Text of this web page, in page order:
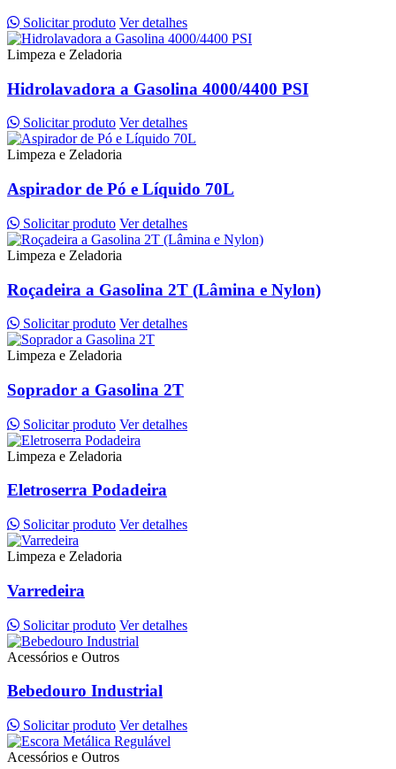
Solicitar produto Ver detalhes
Limpeza e Zeladoria
Hidrolavadora a Gasolina 4000/4400 PSI
Solicitar produto Ver detalhes
Limpeza e Zeladoria
Aspirador de Pó e Líquido 70L
Solicitar produto Ver detalhes
Limpeza e Zeladoria
Roçadeira a Gasolina 2T (Lâmina e Nylon)
Solicitar produto Ver detalhes
Limpeza e Zeladoria
Soprador a Gasolina 2T
Solicitar produto Ver detalhes
Limpeza e Zeladoria
Eletroserra Podadeira
Solicitar produto Ver detalhes
Limpeza e Zeladoria
Varredeira
Solicitar produto Ver detalhes
Acessórios e Outros
Bebedouro Industrial
Solicitar produto Ver detalhes
Acessórios e Outros